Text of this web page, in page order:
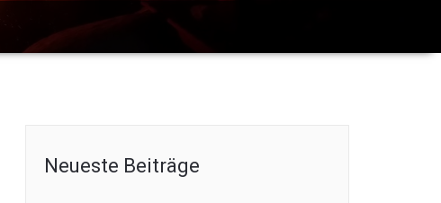
Neueste Beiträge